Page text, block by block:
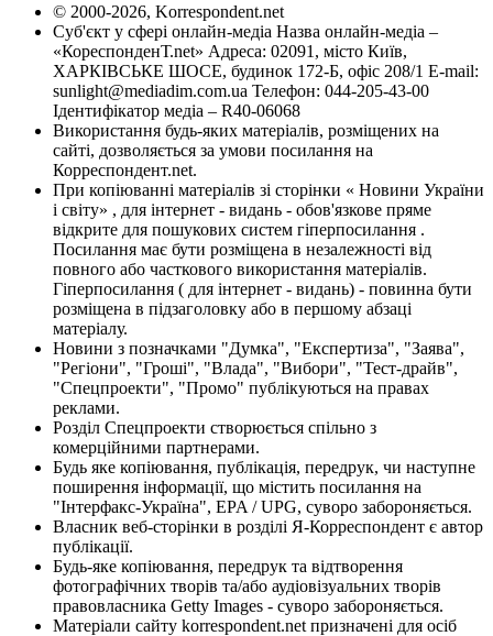
© 2000-2026, Korrespondent.net
Суб'єкт у сфері онлайн-медіа Назва онлайн-медіа –
«КореспонденТ.net» Адреса: 02091, місто Київ,
ХАРКІВСЬКЕ ШОСЕ, будинок 172-Б, офіс 208/1 E-mail:
sunlight@mediadim.com.ua Телефон: 044-205-43-00
Ідентифікатор медіа – R40-06068
Використання будь-яких матеріалів, розміщених на
сайті, дозволяється за умови посилання на
Корреспондент.net.
При копіюванні матеріалів зі сторінки « Новини України
і світу» , для інтернет - видань - обов'язкове пряме
відкрите для пошукових систем гіперпосилання .
Посилання має бути розміщена в незалежності від
повного або часткового використання матеріалів.
Гіперпосилання ( для інтернет - видань) - повинна бути
розміщена в підзаголовку або в першому абзаці
матеріалу.
Новини з позначками "Думка", "Експертиза", "Заява",
"Регіони", "Гроші", "Влада", "Вибори", "Тест-драйв",
"Спецпроекти", "Промо" публікуються на правах
реклами.
Розділ Спецпроекти створюється спільно з
комерційними партнерами.
Будь яке копіювання, публікація, передрук, чи наступне
поширення інформації, що містить посилання на
"Інтерфакс-Україна", EPA / UPG, суворо забороняється.
Власник веб-сторінки в розділі Я-Корреспондент є автор
публікації.
Будь-яке копіювання, передрук та відтворення
фотографічних творів та/або аудіовізуальних творів
правовласника Getty Images - суворо забороняється.
Матеріали сайту korrespondent.net призначені для осіб